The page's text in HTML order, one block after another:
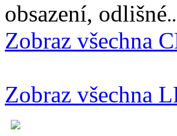
obsazení, odlišné
Zobraz všechna
Zobraz všechna